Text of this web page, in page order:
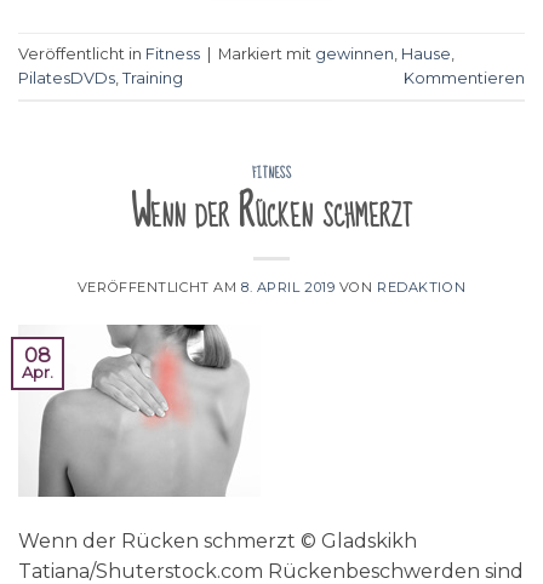
Veröffentlicht in Fitness | Markiert mit gewinnen Hause
PilatesDVDs Training Kommentieren
FITNESS
Wenn der Rücken schmerzt
VERÖFFENTLICHT AM 8. APRIL 2019 VON REDAKTION
08
Apr.
Wenn der Rücken schmerzt © Gladskikh
Tatiana/Shuterstock.com Rückenbeschwerden sind